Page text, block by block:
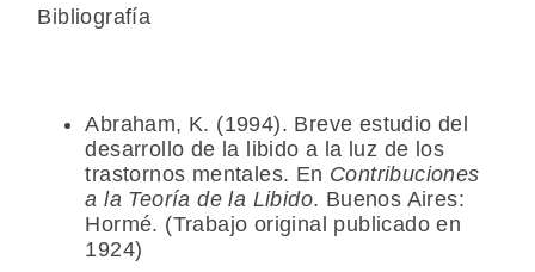
Bibliografía
Abraham, K. (1994). Breve estudio del
desarrollo de la libido a la luz de los
trastornos mentales. En Contribuciones
a la Teoría de la Libido. Buenos Aires:
Hormé. (Trabajo original publicado en
1924)